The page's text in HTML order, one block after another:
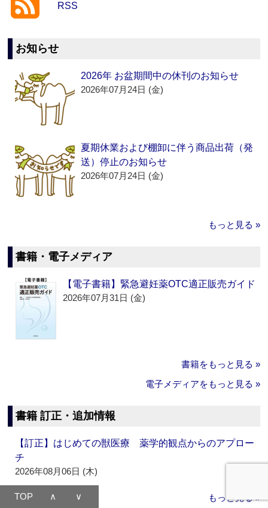
RSS
お知らせ
2026年 お盆期間中の休刊のお知らせ
2026年07月24日 (金)
夏期休業および棚卸に伴う商品出荷（発
送）停止のお知らせ
2026年07月24日 (金)
もっと見る »
書籍・電子メディア
【電子書籍】緊急避妊薬OTC適正販売ガイド
2026年07月31日 (金)
書籍をもっと見る »
電子メディアをもっと見る »
書籍 訂正・追加情報
【訂正】はじめての獣医療 薬学的観点からのアプロー
チ
2026年08月06日 (木)
もっと見る »
TOP ∧ ∨